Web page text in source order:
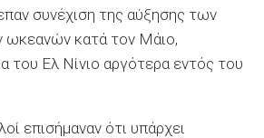
συνέχιση της αύξησης των
ωκεανών κατά τον Μάιο,
του Ελ Νίνιο αργότερα εντός του
επισήμαναν ότι υπάρχει